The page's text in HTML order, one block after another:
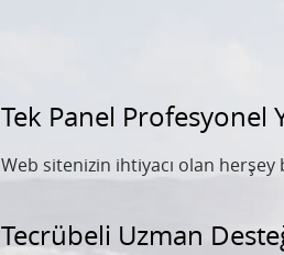
Tek Panel Profesyonel
Web sitenizin ihtiyacı olan herşey
Tecrübeli Uzman